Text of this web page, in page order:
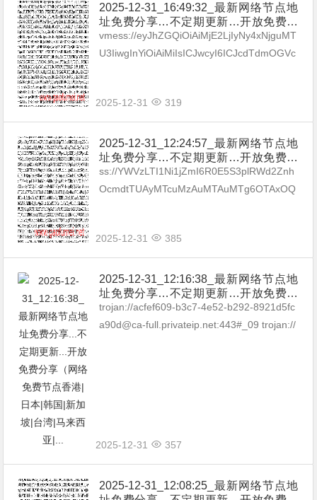
2025-12-31_16:49:32_最新网络节点地
址免费分享…不定期更新…开放免费分
享（网络免费节点香港|日本|韩国|新加
坡|台湾|马来西亚|…
vmess://eyJhZGQiOiAiMjE2LjIyNy4xNjguMT
U3IiwgInYiOiAiMiIsICJwcyI6ICJcdTdmOGVc
2025-12-31 319
2025-12-31_12:24:57_最新网络节点地
址免费分享…不定期更新…开放免费分
享（网络免费节点香港|日本|韩国|新加
坡|台湾|马来西亚|…
ss://YWVzLTI1Ni1jZmI6R0E5S3plRWd2Znh
OcmdtTUAyMTcuMzAuMTAuMTg6OTAxOQ
2025-12-31 385
2025-12-31_12:16:38_最新网络节点地
址免费分享…不定期更新…开放免费分
享（网络免费节点香港|日本|韩国|新加
坡|台湾|马来西亚|…
trojan://acfef609-b3c7-4e52-b292-8921d5fc
a90d@ca-full.privateip.net:443#_09 trojan://
2025-12-31 357
2025-12-31_12:08:25_最新网络节点地